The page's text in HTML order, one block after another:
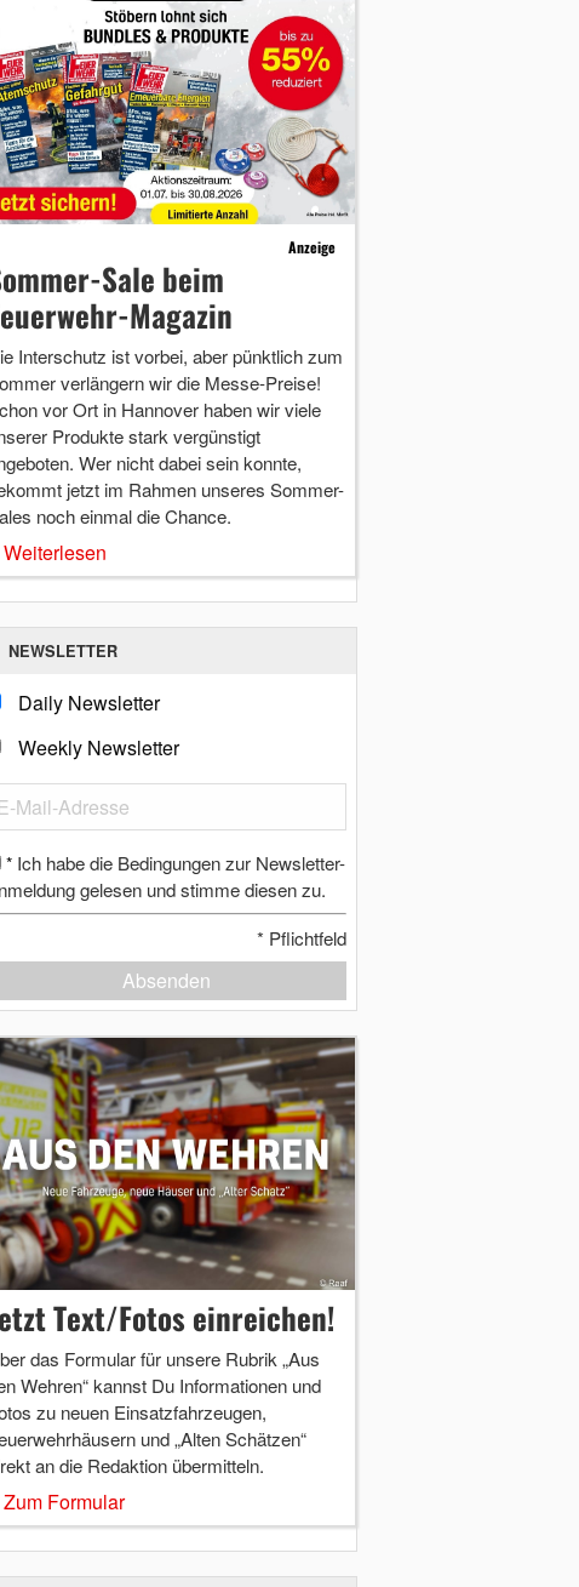
Anzeige
Sale beim
Magazin
Interschutz ist vorbei, aber pünktlich zum
verlängern wir die Messe-Preise!
vor Ort in Hannover haben wir viele
Produkte stark vergünstigt
Wer nicht dabei sein konnte,
jetzt im Rahmen unseres Sommer-
noch einmal die Chance.
Weiterlesen
NEWSLETTER
Daily Newsletter
Weekly Newsletter
* Ich habe die Bedingungen zur Newsletter-
gelesen und stimme diesen zu.
* Pflichtfeld
Absenden
Text/Fotos einreichen!
das Formular für unsere Rubrik „Aus
Wehren“ kannst Du Informationen und
zu neuen Einsatzfahrzeugen,
und „Alten Schätzen“
an die Redaktion übermitteln.
Zum Formular